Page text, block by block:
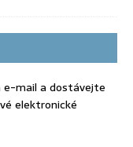
e-mail a dostávejte
elektronické